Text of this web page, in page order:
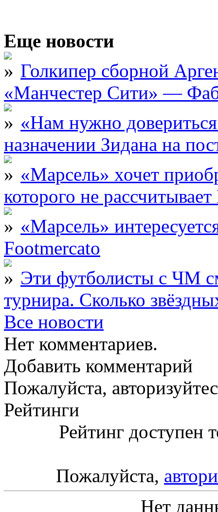
Еще новости
Голкипер сборной
«Манчестер Сити» —
«Нам нужно
назначении Зидана на
«Марсель» хочет
которого не
«Марсель»
Footmercato
Эти футболисты с ЧМ
турнира. Сколько
Все новости
Нет комментариев.
Добавить комментарий
Пожалуйста,
Рейтинги
Рейтинг доступен
Пожалуйста,
Нет